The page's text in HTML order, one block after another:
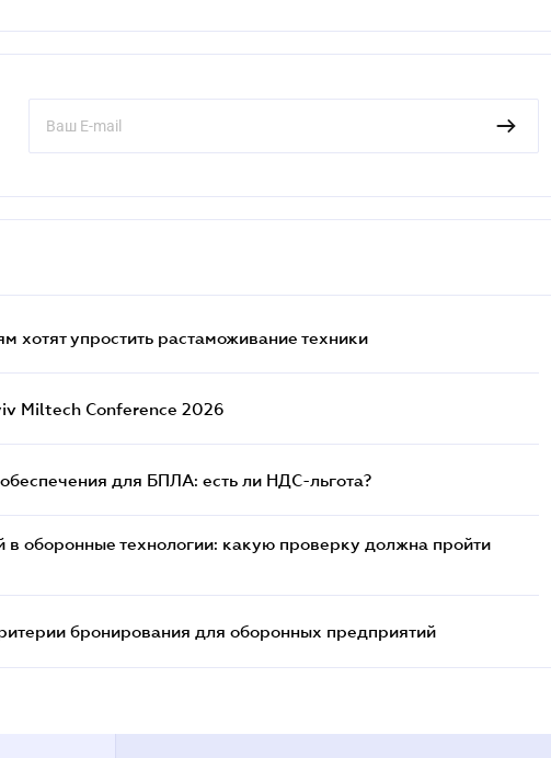
хотят упростить растаможивание техники
Miltech Conference 2026
для БПЛА: есть ли НДС-льгота?
в оборонные технологии: какую проверку должна пройти
бронирования для оборонных предприятий